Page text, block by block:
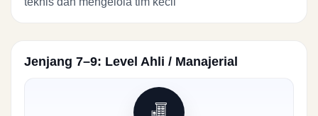
Jenjang 7–9: Level Ahli / Manajerial